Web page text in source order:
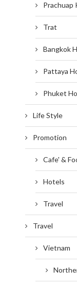
Prachuap
Trat
Bangkok
Pattaya
Phuket
Life Style
Promotion
Cafe' &
Hotels
Travel
Travel
Vietnam